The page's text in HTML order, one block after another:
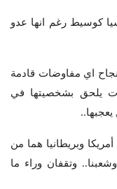
كوسيط رغم انها عدو
اي مفاوضات قادمة
يلحق بشخصيتها في
وبريطانيا هما من
وتقفان وراء ما